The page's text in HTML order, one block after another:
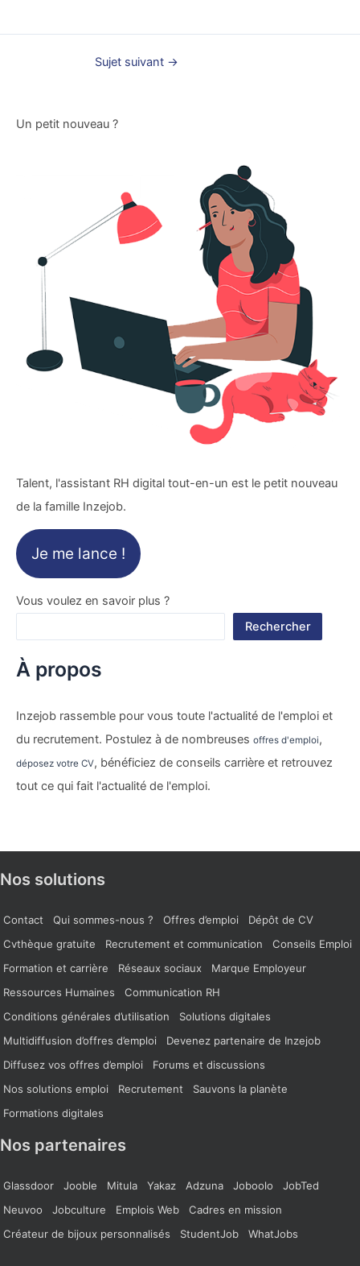
Sujet suivant →
Un petit nouveau ?
Talent, l'assistant RH digital tout-en-un est le petit nouveau
de la famille Inzejob.
Je me lance !
Vous voulez en savoir plus ?
Rechercher
À propos
Inzejob rassemble pour vous toute l'actualité de l'emploi et
du recrutement. Postulez à de nombreuses offres d'emploi,
déposez votre CV, bénéficiez de conseils carrière et retrouvez
tout ce qui fait l'actualité de l'emploi.
Nos solutions
Contact Qui sommes-nous ? Offres d’emploi
Dépôt de CV
Cvthèque gratuite
Recrutement et communication
Conseils Emploi
Formation et carrière
Réseaux sociaux
Marque Employeur
Ressources Humaines
Communication RH
Conditions générales d’utilisation
Solutions digitales
Multidiffusion d’offres d’emploi
Devenez partenaire de Inzejob
Diffusez vos offres d’emploi
Forums et discussions
Nos solutions emploi
Recrutement
Sauvons la planète
Formations digitales
Nos partenaires
Glassdoor Jooble Mitula Yakaz Adzuna Joboolo
JobTed
Neuvoo
Jobculture Emplois Web
Cadres en mission
Créateur de bijoux personnalisés
StudentJob WhatJobs